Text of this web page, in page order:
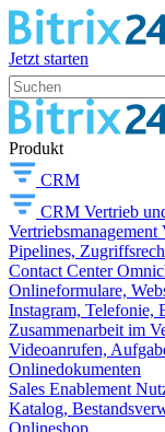
Jetzt starten
Produkt
CRM
CRM Vertrieb
Vertriebsmanagement
Pipelines,
Contact Center
Onlineformulare,
Instagram, Telefonie,
Zusammenarbeit im
Videoanrufen,
Onlinedokumenten
Sales Enablement
Katalog,
Onlineshop